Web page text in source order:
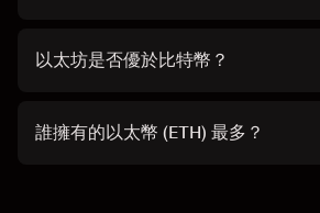
以太坊是否優於比特幣？
誰擁有的以太幣 (ETH) 最多？